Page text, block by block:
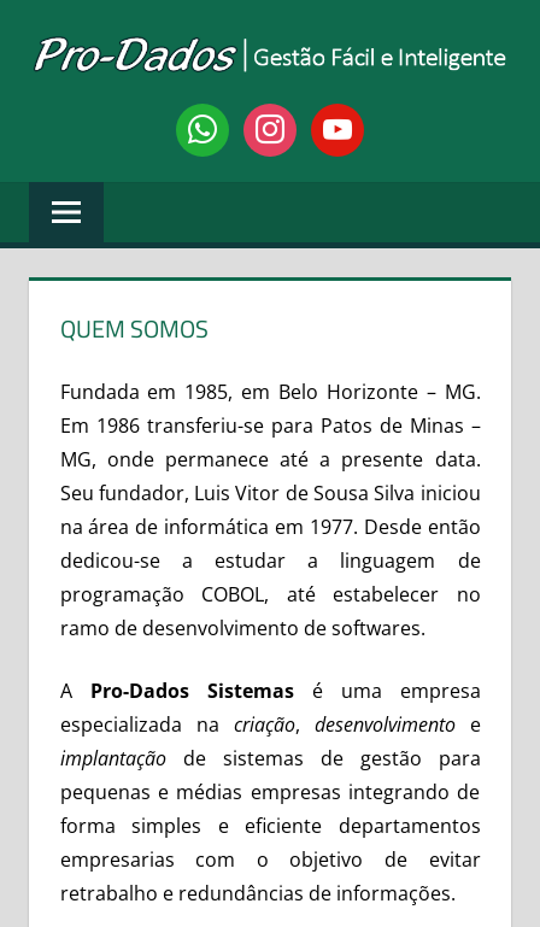
PRO-
DADOS
Inteligente
whatsappinstagramyoutube
QUEM SOMOS
Fundada em 1985, em Belo Horizonte – MG.
Em 1986 transferiu-se para Patos de Minas –
MG, onde permanece até a presente data.
Seu fundador, Luis Vitor de Sousa Silva iniciou
na área de informática em 1977. Desde então
dedicou-se a estudar a linguagem de
programação COBOL, até estabelecer no
ramo de desenvolvimento de softwares.
A Pro-Dados Sistemasé uma empresa
especializada na criação, desenvolvimentoe
implantaçãode sistemas de gestão para
pequenas e médias empresas integrando de
forma simples e eficiente departamentos
empresarias com o objetivo de evitar
retrabalho e redundâncias de informações.